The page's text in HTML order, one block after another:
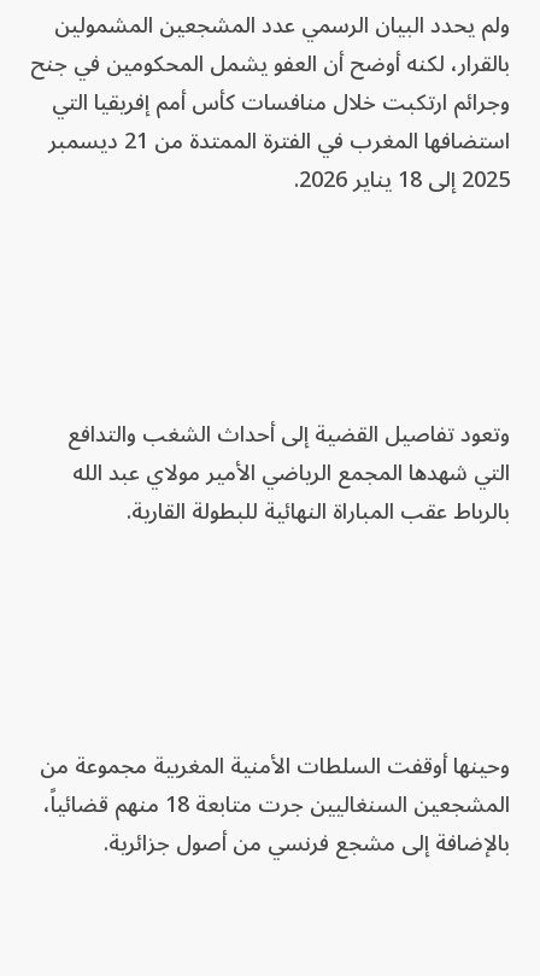
ولم يحدد البيان الرسمي عدد المشجعين المشمولين
بالقرار، لكنه أوضح أن العفو يشمل المحكومين في جنح
وجرائم ارتكبت خلال منافسات كأس أمم إفريقيا التي
استضافها المغرب في الفترة الممتدة من 21 ديسمبر
2025 إلى 18 يناير 2026.
وتعود تفاصيل القضية إلى أحداث الشغب والتدافع
التي شهدها المجمع الرياضي الأمير مولاي عبد الله
بالرباط عقب المباراة النهائية للبطولة القارية.
وحينها أوقفت السلطات الأمنية المغربية مجموعة من
المشجعين السنغاليين جرت متابعة 18 منهم قضائياً،
بالإضافة إلى مشجع فرنسي من أصول جزائرية.